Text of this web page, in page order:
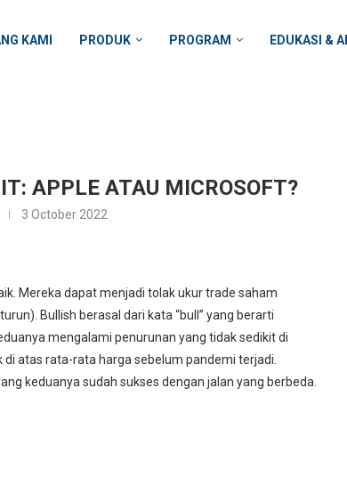
KAMI PRODUK PROGRAM EDUKASI &
APPLE ATAU MICROSOFT?
3 October 2022
Mereka dapat menjadi tolak ukurtrade saham
Bullish berasal dari kata “bull” yang berarti
mengalami penurunan yang tidak sedikit di
atas rata-rata harga sebelum pandemi terjadi.
keduanya sudah sukses dengan jalan yang berbeda.